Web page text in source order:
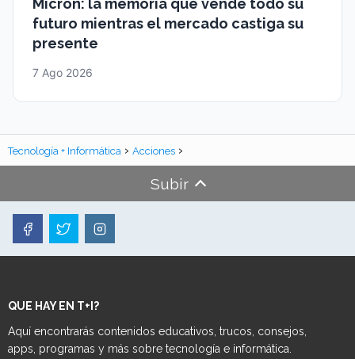
Micron: la memoria que vende todo su
futuro mientras el mercado castiga su
presente
7 Ago 2026
Tecnología + Informática Acciones
Subir
QUE HAY EN T+I?
Aquí encontrarás contenidos educativos, trucos, consejos,
apps, programas y más sobre tecnología e informática.